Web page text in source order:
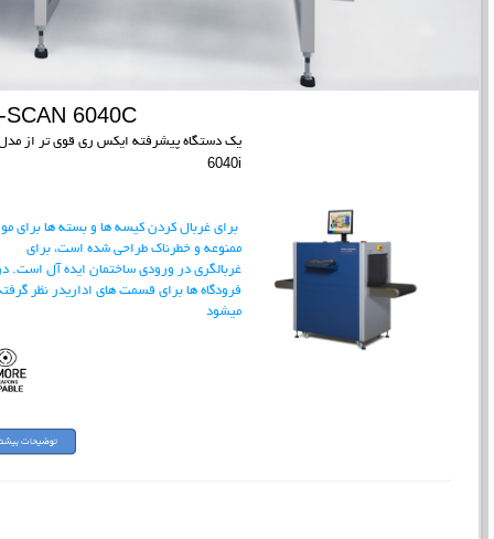
SCAN 6040C
یک دستگاه پیشرفته ایکس ری قوی تر از
6040i
برای غربال کردن کیسه ها و بسته ها برای
ممنوعه و خطرناک طراحی شده است، برای
غربالگری در ورودی ساختمان ایده آل است.
فرودگاه ها برای قسمت های اداریدر نظر
میشود